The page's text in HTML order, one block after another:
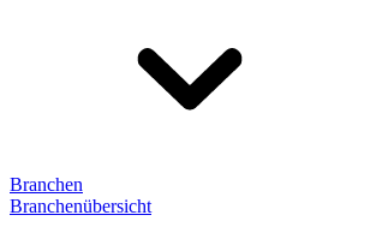
Branchen
Branchenübersicht